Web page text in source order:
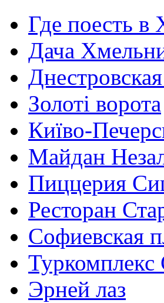
Где поесть в
Дача
Золоті ворота
Київо-
Майдан
Пиццерия
Ресторан
Софиевская
Туркомплекс
Эрней лаз